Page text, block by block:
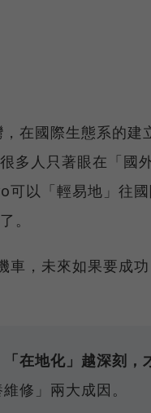
在國際生態系的建
多人只著眼在「
以「輕易地」往
。
，未來如果要成
「在地化」越深刻，
修」兩大成因。